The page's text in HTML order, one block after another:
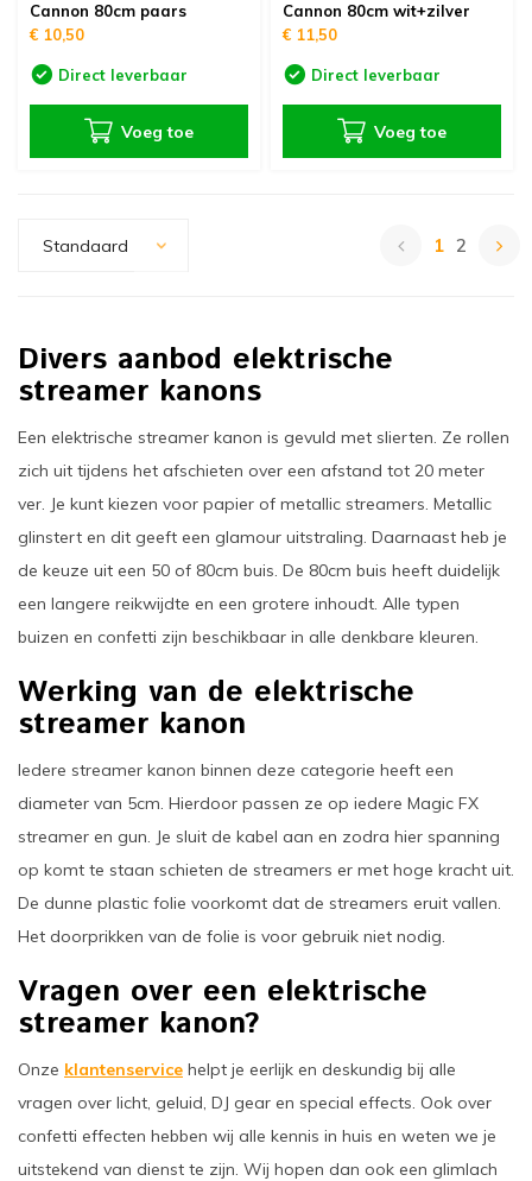
Cannon 80cm paars
€ 10,50
Direct leverbaar
Voeg toe
Cannon 80cm wit+zilver
€ 11,50
Direct leverbaar
Voeg toe
Standaard 1 2
Divers aanbod elektrische
streamer kanons
Een elektrische streamer kanon is gevuld met slierten. Ze rollen
zich uit tijdens het afschieten over een afstand tot 20 meter
ver. Je kunt kiezen voor papier of metallic streamers. Metallic
glinstert en dit geeft een glamour uitstraling. Daarnaast heb je
de keuze uit een 50 of 80cm buis. De 80cm buis heeft duidelijk
een langere reikwijdte en een grotere inhoudt. Alle typen
buizen en confetti zijn beschikbaar in alle denkbare kleuren.
Werking van de elektrische
streamer kanon
Iedere streamer kanon binnen deze categorie heeft een
diameter van 5cm. Hierdoor passen ze op iedere Magic FX
streamer en gun. Je sluit de kabel aan en zodra hier spanning
op komt te staan schieten de streamers er met hoge kracht uit.
De dunne plastic folie voorkomt dat de streamers eruit vallen.
Het doorprikken van de folie is voor gebruik niet nodig.
Vragen over een elektrische
streamer kanon?
Onze klantenservice helpt je eerlijk en deskundig bij alle
vragen over licht, geluid, DJ gear en special effects. Ook over
confetti effecten hebben wij alle kennis in huis en weten we je
uitstekend van dienst te zijn. Wij hopen dan ook een glimlach